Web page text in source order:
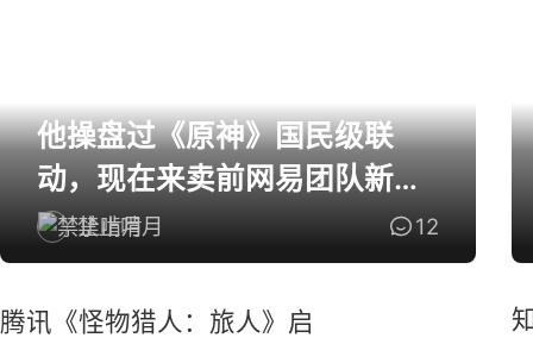
他操盘过《原神》国民级联
动，现在来卖前网易团队新作
了 禁止啃月 12
腾讯《怪物猎人：旅人》启